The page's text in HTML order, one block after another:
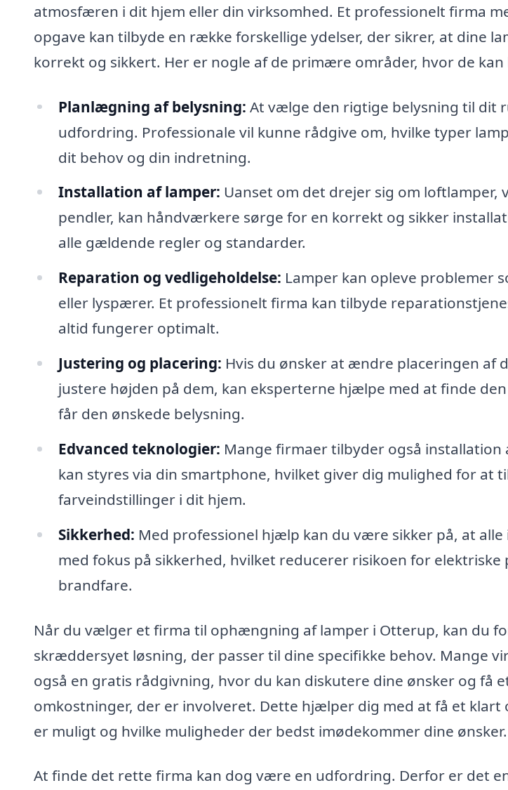
atmosfæren i dit hjem eller din virksomhed. Et professionelt firma
opgave kan tilbyde en række forskellige ydelser, der sikrer, at dine
korrekt og sikkert. Her er nogle af de primære områder, hvor de kan
Planlægning af belysning: At vælge den rigtige belysning til dit
udfordring. Professionale vil kunne rådgive om, hvilke typer
dit behov og din indretning.
Installation af lamper: Uanset om det drejer sig om loftlamper,
pendler, kan håndværkere sørge for en korrekt og sikker
alle gældende regler og standarder.
Reparation og vedligeholdelse: Lamper kan opleve problemer
eller lyspærer. Et professionelt firma kan tilbyde
altid fungerer optimalt.
Justering og placering: Hvis du ønsker at ændre placeringen af
justere højden på dem, kan eksperterne hjælpe med at finde
får den ønskede belysning.
Edvanced teknologier: Mange firmaer tilbyder også installation
kan styres via din smartphone, hvilket giver dig mulighed for at
farveindstillinger i dit hjem.
Sikkerhed: Med professionel hjælp kan du være sikker på, at
med fokus på sikkerhed, hvilket reducerer risikoen for elektriske
brandfare.
Når du vælger et firma til ophængning af lamper i Otterup, kan du
skræddersyet løsning, der passer til dine specifikke behov. Mange
også en gratis rådgivning, hvor du kan diskutere dine ønsker og få
omkostninger, der er involveret. Dette hjælper dig med at få et klart
er muligt og hvilke muligheder der bedst imødekommer dine ønsker.
At finde det rette firma kan dog være en udfordring. Derfor er det